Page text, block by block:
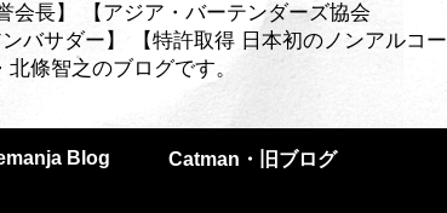
会長】 【アジア・バーテンダーズ協会
バサダー】 【特許取得 日本初のノンアルコー
條智之のブログです。
Blog Catman・旧ブログ